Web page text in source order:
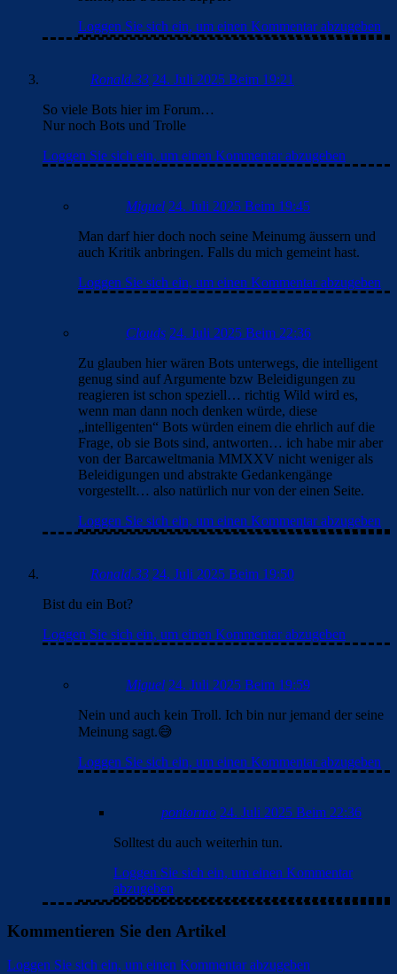
Loggen Sie sich ein, um einen Kommentar abzugeben
Ronald.33 24. Juli 2025 Beim 19:21
So viele Bots hier im Forum…
Nur noch Bots und Trolle
Loggen Sie sich ein, um einen Kommentar abzugeben
Miguel 24. Juli 2025 Beim 19:45
Man darf hier doch noch seine Meinumg äussern und
auch Kritik anbringen. Falls du mich gemeint hast.
Loggen Sie sich ein, um einen Kommentar abzugeben
Clouds 24. Juli 2025 Beim 22:36
Zu glauben hier wären Bots unterwegs, die intelligent
genug sind auf Argumente bzw Beleidigungen zu
reagieren ist schon speziell… richtig Wild wird es,
wenn man dann noch denken würde, diese
„intelligenten“ Bots würden einem die ehrlich auf die
Frage, ob sie Bots sind, antworten… ich habe mir aber
von der Barcaweltmania MMXXV nicht weniger als
Beleidigungen und abstrakte Gedankengänge
vorgestellt… also natürlich nur von der einen Seite.
Loggen Sie sich ein, um einen Kommentar abzugeben
Ronald.33 24. Juli 2025 Beim 19:50
Bist du ein Bot?
Loggen Sie sich ein, um einen Kommentar abzugeben
Miguel 24. Juli 2025 Beim 19:59
Nein und auch kein Troll. Ich bin nur jemand der seine
Meinung sagt.😅
Loggen Sie sich ein, um einen Kommentar abzugeben
pontormo 24. Juli 2025 Beim 22:36
Solltest du auch weiterhin tun.
Loggen Sie sich ein, um einen Kommentar
abzugeben
Kommentieren Sie den Artikel
Loggen Sie sich ein, um einen Kommentar abzugeben